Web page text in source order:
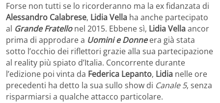
Forse non tutti se lo ricorderanno ma la ex fidanzata di
Alessandro Calabrese, Lidia Vella ha anche partecipato
al Grande Fratellonel 2015. Ebbene sì, Lidia Vellaancor
prima di approdare a Uomini e Donneera già stata
sotto l’occhio dei riflettori grazie alla sua partecipazione
al reality più spiato d’Italia. Concorrente durante
l’edizione poi vinta da Federica Lepanto, Lidia nelle ore
precedenti ha detto la sua sullo show di Canale 5, senza
risparmiarsi a qualche attacco particolare.